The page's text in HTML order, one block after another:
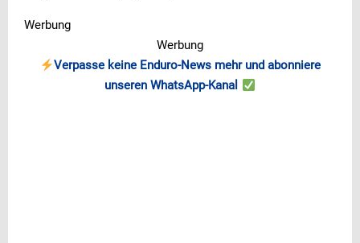
Werbung
Werbung
Verpasse keine Enduro-News mehr und abonniere
unseren WhatsApp-Kanal